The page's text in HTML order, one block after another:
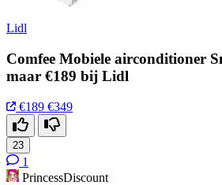
Lidl
Comfee Mobiele airconditioner
maar €189 bij Lidl
€189 €349
23
1
PrincessDiscount